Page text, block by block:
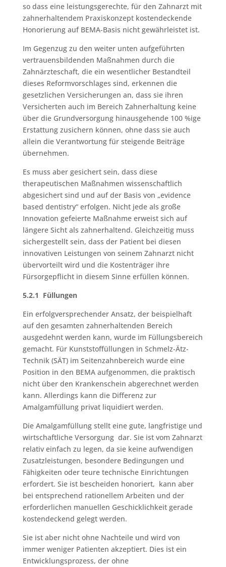
so dass eine leistungsgerechte, für den Zahnarzt mit
zahnerhaltendem Praxiskonzept kostendeckende
Honorierung auf BEMA-Basis nicht gewährleistet ist.
Im Gegenzug zu den weiter unten aufgeführten
vertrauensbildenden Maßnahmen durch die
Zahnärzteschaft, die ein wesentlicher Bestandteil
dieses Reformvorschlages sind, erkennen die
gesetzlichen Versicherungen an, dass sie ihren
Versicherten auch im Bereich Zahnerhaltung keine
über die Grundversorgung hinausgehende 100 %ige
Erstattung zusichern können, ohne dass sie auch
allein die Verantwortung für steigende Beiträge
übernehmen.
Es muss aber gesichert sein, dass diese
therapeutischen Maßnahmen wissenschaftlich
abgesichert sind und auf der Basis von „evidence
based dentistry“ erfolgen. Nicht jede als große
Innovation gefeierte Maßnahme erweist sich auf
längere Sicht als zahnerhaltend. Gleichzeitig muss
sichergestellt sein, dass der Patient bei diesen
innovativen Leistungen von seinem Zahnarzt nicht
übervorteilt wird und die Kostenträger ihre
Fürsorgepflicht in diesem Sinne erfüllen können.
5.2.1 Füllungen
Ein erfolgversprechender Ansatz, der beispielhaft
auf den gesamten zahnerhaltenden Bereich
ausgedehnt werden kann, wurde im Füllungsbereich
gemacht. Für Kunststoffüllungen in Schmelz-Ätz-
Technik (SÄT) im Seitenzahnbereich wurde eine
Position in den BEMA aufgenommen, die praktisch
nicht über den Krankenschein abgerechnet werden
kann. Allerdings kann die Differenz zur
Amalgamfüllung privat liquidiert werden.
Die Amalgamfüllung stellt eine gute, langfristige und
wirtschaftliche Versorgung dar. Sie ist vom Zahnarzt
relativ einfach zu legen, da sie keine aufwendigen
Zusatzleistungen, besondere Bedingungen und
Fähigkeiten oder teure technische Einrichtungen
erfordert. Sie ist bescheiden honoriert, kann aber
bei entsprechend rationellem Arbeiten und der
erforderlichen manuellen Geschicklichkeit gerade
kostendeckend gelegt werden.
Sie ist aber nicht ohne Nachteile und wird von
immer weniger Patienten akzeptiert. Dies ist ein
Entwicklungsprozess, der ohne